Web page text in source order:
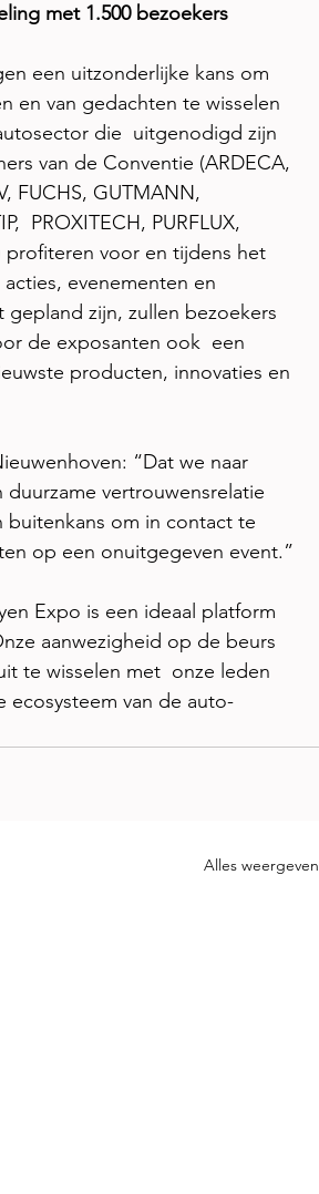
met 1.500 bezoekers
een uitzonderlijke kans om
en van gedachten te wisselen
die  uitgenodigd zijn
van de Conventie (ARDECA,
FUCHS, GUTMANN,
PROXITECH, PURFLUX,
profiteren voor en tijdens het
evenementen en
zijn, zullen bezoekers
de exposanten ook  een
producten, innovaties en
“Dat we naar
vertrouwensrelatie
om in contact te
op een onuitgegeven event.”
Expo is een ideaal platform
aanwezigheid op de beurs
te wisselen met  onze leden
ecosysteem van de auto-
Alles weergeven